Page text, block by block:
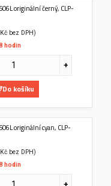
originální černý, CLP-
bez DPH)
hodin
Do košíku
originální cyan, CLP-
bez DPH)
hodin